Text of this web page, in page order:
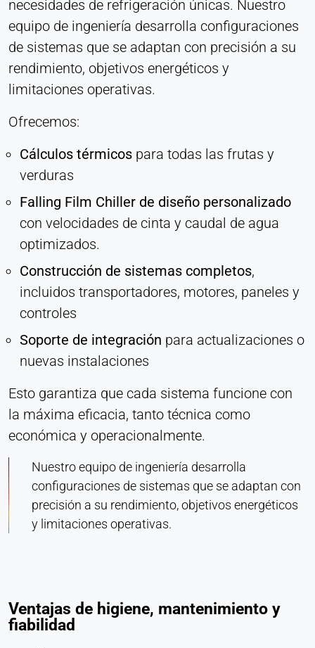
necesidades de refrigeración únicas. Nuestro
equipo de ingeniería desarrolla configuraciones
de sistemas que se adaptan con precisión a su
rendimiento, objetivos energéticos y
limitaciones operativas.
Ofrecemos:
Cálculos térmicos para todas las frutas y
verduras
Falling Film Chiller de diseño personalizado
con velocidades de cinta y caudal de agua
optimizados.
Construcción de sistemas completos,
incluidos transportadores, motores, paneles y
controles
Soporte de integración para actualizaciones o
nuevas instalaciones
Esto garantiza que cada sistema funcione con
la máxima eficacia, tanto técnica como
económica y operacionalmente.
Nuestro equipo de ingeniería desarrolla
configuraciones de sistemas que se adaptan con
precisión a su rendimiento, objetivos energéticos
y limitaciones operativas.
Ventajas de higiene, mantenimiento y
fiabilidad